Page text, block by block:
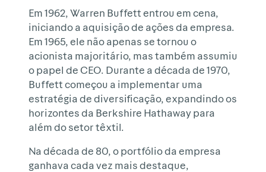
Em 1962, Warren Buffett entrou em cena,
iniciando a aquisição de ações da empresa.
Em 1965, ele não apenas se tornou o
acionista majoritário, mas também assumiu
o papel de CEO. Durante a década de 1970,
Buffett começou a implementar uma
estratégia de diversificação, expandindo os
horizontes da Berkshire Hathaway para
além do setor têxtil.
Na década de 80, o portfólio da empresa
ganhava cada vez mais destaque,